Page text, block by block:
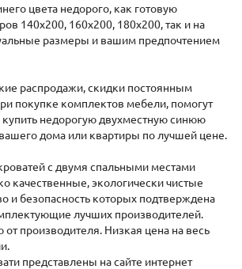
цвета недорого, как готовую
140х200, 160х200, 180х200, так и на
размеры и вашим предпочтением
распродажи, скидки постоянным
покупке комплектов мебели, помогут
купить недорогую двухместную синюю
дома или квартиры по лучшей цене.
с двумя спальными местами
качественные, экологически чистые
и безопасность которых подтверждена
лучших производителей.
производителя. Низкая цена на весь
представлены на сайте интернет